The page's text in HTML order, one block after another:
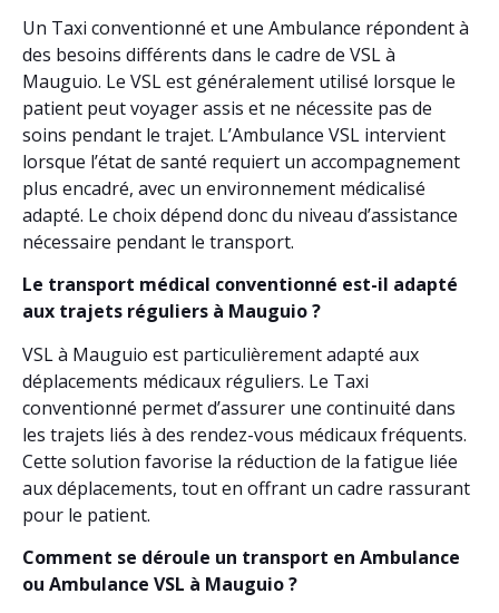
Un Taxi conventionné et une Ambulance répondent à
des besoins différents dans le cadre de VSL à
Mauguio. Le VSL est généralement utilisé lorsque le
patient peut voyager assis et ne nécessite pas de
soins pendant le trajet. L’Ambulance VSL intervient
lorsque l’état de santé requiert un accompagnement
plus encadré, avec un environnement médicalisé
adapté. Le choix dépend donc du niveau d’assistance
nécessaire pendant le transport.
Le transport médical conventionné est-il adapté
aux trajets réguliers à Mauguio ?
VSL à Mauguio est particulièrement adapté aux
déplacements médicaux réguliers. Le Taxi
conventionné permet d’assurer une continuité dans
les trajets liés à des rendez-vous médicaux fréquents.
Cette solution favorise la réduction de la fatigue liée
aux déplacements, tout en offrant un cadre rassurant
pour le patient.
Comment se déroule un transport en Ambulance
ou Ambulance VSL à Mauguio ?